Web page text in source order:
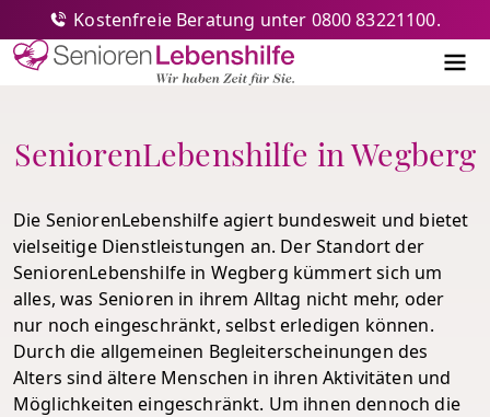
Senioren-Lebenshilfe
Kostenfreie Beratung unter 0800 83221100.
SeniorenLebenshilfe in Wegberg
Die SeniorenLebenshilfe agiert bundesweit und bietet
vielseitige Dienstleistungen an. Der Standort der
SeniorenLebenshilfe in Wegberg kümmert sich um
alles, was Senioren in ihrem Alltag nicht mehr, oder
nur noch eingeschränkt, selbst erledigen können.
Durch die allgemeinen Begleiterscheinungen des
Alters sind ältere Menschen in ihren Aktivitäten und
Möglichkeiten eingeschränkt. Um ihnen dennoch die